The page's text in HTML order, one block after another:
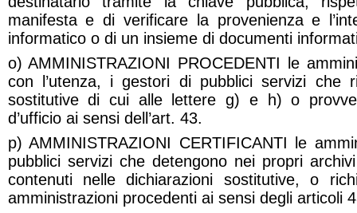
manifesta e di verificare la provenienza e
informatico o di un insieme di documenti
o) AMMINISTRAZIONI PROCEDENTI le
con l’utenza, i gestori di pubblici servizi che
sostitutive di cui alle lettere g) e h) o
d’ufficio ai sensi dell’art. 43.
p) AMMINISTRAZIONI CERTIFICANTI le
pubblici servizi che detengono nei propri
contenuti nelle dichiarazioni sostitutive, o
amministrazioni procedenti ai sensi degli articoli